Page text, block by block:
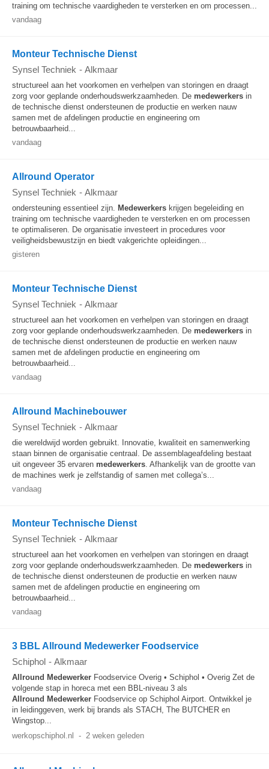
training om technische vaardigheden te versterken en om processen...
vandaag
Monteur Technische Dienst
Synsel Techniek - Alkmaar
structureel aan het voorkomen en verhelpen van storingen en draagt
zorg voor geplande onderhoudswerkzaamheden. De medewerkers in
de technische dienst ondersteunen de productie en werken nauw
samen met de afdelingen productie en engineering om
betrouwbaarheid...
vandaag
Allround Operator
Synsel Techniek - Alkmaar
ondersteuning essentieel zijn. Medewerkers krijgen begeleiding en
training om technische vaardigheden te versterken en om processen
te optimaliseren. De organisatie investeert in procedures voor
veiligheidsbewustzijn en biedt vakgerichte opleidingen...
gisteren
Monteur Technische Dienst
Synsel Techniek - Alkmaar
structureel aan het voorkomen en verhelpen van storingen en draagt
zorg voor geplande onderhoudswerkzaamheden. De medewerkers in
de technische dienst ondersteunen de productie en werken nauw
samen met de afdelingen productie en engineering om
betrouwbaarheid...
vandaag
Allround Machinebouwer
Synsel Techniek - Alkmaar
die wereldwijd worden gebruikt. Innovatie, kwaliteit en samenwerking
staan binnen de organisatie centraal. De assemblageafdeling bestaat
uit ongeveer 35 ervaren medewerkers. Afhankelijk van de grootte van
de machines werk je zelfstandig of samen met collega’s...
vandaag
Monteur Technische Dienst
Synsel Techniek - Alkmaar
structureel aan het voorkomen en verhelpen van storingen en draagt
zorg voor geplande onderhoudswerkzaamheden. De medewerkers in
de technische dienst ondersteunen de productie en werken nauw
samen met de afdelingen productie en engineering om
betrouwbaarheid...
vandaag
3 BBL Allround Medewerker Foodservice
Schiphol - Alkmaar
Allround Medewerker Foodservice Overig • Schiphol • Overig Zet de
volgende stap in horeca met een BBL-niveau 3 als
Allround Medewerker Foodservice op Schiphol Airport. Ontwikkel je
in leidinggeven, werk bij brands als STACH, The BUTCHER en
Wingstop...
werkopschiphol.nl
- 2 weken geleden